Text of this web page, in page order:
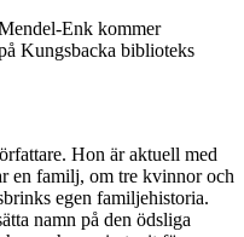
Enk kommer
Kungsbacka biblioteks
Hon är aktuell med
en familj, om tre kvinnor och
egen familjehistoria.
namn på den ödsliga